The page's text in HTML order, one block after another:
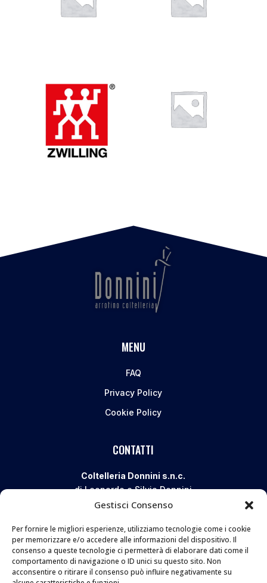
Gestisci Consenso
Per fornire le migliori esperienze, utilizziamo tecnologie come i cookie
per memorizzare e/o accedere alle informazioni del dispositivo. Il
consenso a queste tecnologie ci permetterà di elaborare dati come il
comportamento di navigazione o ID unici su questo sito. Non
acconsentire o ritirare il consenso può influire negativamente su
MENU
FAQ
Privacy Policy
Cookie Policy
CONTATTI
Coltelleria Donnini s.n.c.
di Leonardo e Silvia Donnini
Via Giovanni Lanza, 70 – 50136 FIRENZE
Telefono e WhatsApp:055 661 438
Email: info@donninicoltelleria.it